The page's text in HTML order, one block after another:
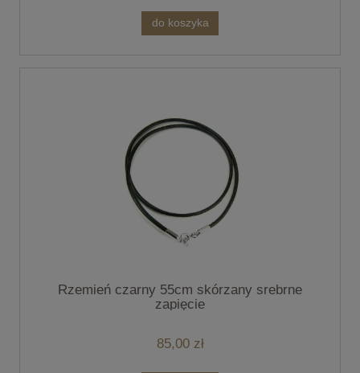
do koszyka
Rzemień czarny 55cm skórzany srebrne
zapięcie
85,00 zł